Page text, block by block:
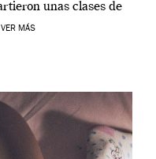
unas clases de
[…]
VER MÁS